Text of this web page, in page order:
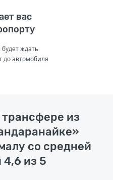
вас
ждать
до автомобиля
из
со средней
4,6 из 5